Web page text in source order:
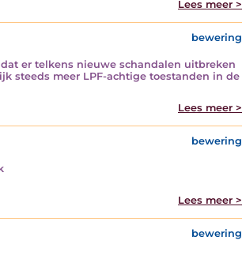
Lees meer >
bewering
er telkens nieuwe schandalen uitbreken
steeds meer LPF-achtige toestanden in de
Lees meer >
bewering
Lees meer >
bewering